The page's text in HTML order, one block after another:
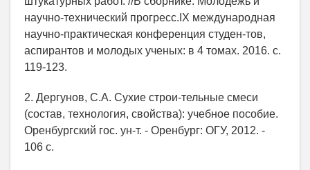
научно-технический прогресс.IX международная
научно-практическая конференция студен-тов,
аспирантов и молодых ученых: в 4 томах. 2016. с.
119-123.
2. Дергунов, С.А. Сухие строи-тельные смеси
(состав, технология, свойства): учебное пособие.
Оренбургский гос. ун-т. - Оренбург: ОГУ, 2012. -
106 с.